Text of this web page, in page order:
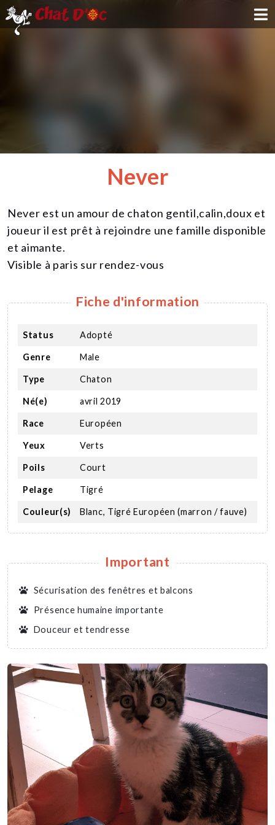
NOUS SOUTENIR
CONTACT
Never
Never est un amour de chaton gentil,calin,doux et
joueur il est prêt à rejoindre une famille disponible
et aimante.
Visible à paris sur rendez-vous
Fiche d'information
Status Adopté
Genre Male
Type Chaton
Né(e) avril 2019
Race Européen
Yeux Verts
Poils Court
Pelage Tigré
Couleur(s) Blanc, Tigré Européen (marron / fauve)
Important
Sécurisation des fenêtres et balcons
Présence humaine importante
Douceur et tendresse